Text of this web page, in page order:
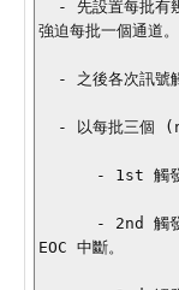
強迫每批一個通道。
EOC 中斷。